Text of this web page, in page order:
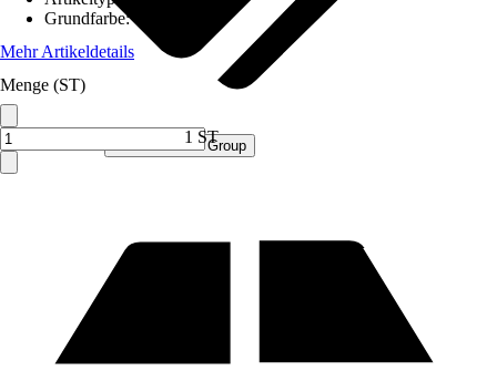
Verkauf durch: Procommerce Group
Grundfarbe:
Mehr Artikeldetails
Menge (ST)
1 ST